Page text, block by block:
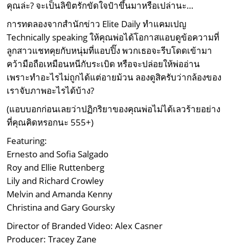
คุณล่ะ? จะเป็นลิขิตรักขัดใจป๋าขึ้นมาหรือเปล่านะ…
การทดลองจากสำนักข่าว Elite Daily ทำแคมเปญ
Technically speaking ให้คุณพ่อได้โอกาสแอบดูข้อความที่
ลูกสาวแชทคุยกับหนุ่มที่แอบปิ๊ง พวกเธอจะรีบโดดเข้ามา
คว้ามือถือเหมือนหนีกับระเบิด หรือจะปล่อยให้พ่ออ่าน
เพราะทำอะไรไม่ถูกได้แต่อายม้วน ลองดูสิครับว่ากล้องของ
เราจับภาพอะไรได้บ้าง?
(แอบบอกก่อนเลยว่าปฏิกริยาของคุณพ่อไม่ได้เลวร้ายอย่าง
ที่คุณคิดหรอกนะ 555+)
Featuring:
Ernesto and Sofia Salgado
Roy and Ellie Ruttenberg
Lily and Richard Crowley
Melvin and Amanda Kenny
Christina and Gary Goursky
Director of Branded Video: Alex Casner
Producer: Tracey Zane